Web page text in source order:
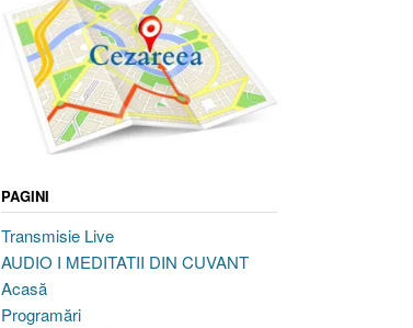
PAGINI
Transmisie Live
AUDIO I MEDITATII DIN CUVANT
Acasă
Programări